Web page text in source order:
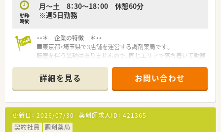
勤務
時間
月～土 8：30～18：00 休憩60分
※週5日勤務
・・＊ 企業の特徴 ＊・・
■東京都・埼玉県で3店舗を運営する調剤薬局です。
転居を伴う異動はありませんので、同じエリアで落ち着いて勤務
■経営陣と距離が近く、現場からも意見が出しやすい風土です。
■パートの方にも賞与あり♪（額は勤務時間により異なります）
詳細を見る お問い合わせ
更新日： 2026/07/30 薬剤師求人ID： 421365
契約社員
調剤薬局